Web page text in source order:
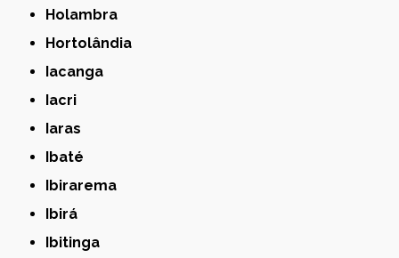
Holambra
Hortolândia
Iacanga
Iacri
Iaras
Ibaté
Ibirarema
Ibirá
Ibitinga